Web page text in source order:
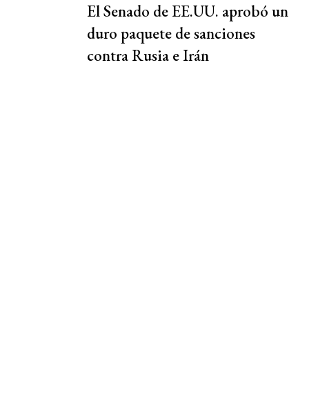
El Senado de EE.UU. aprobó un
duro paquete de sanciones
contra Rusia e Irán